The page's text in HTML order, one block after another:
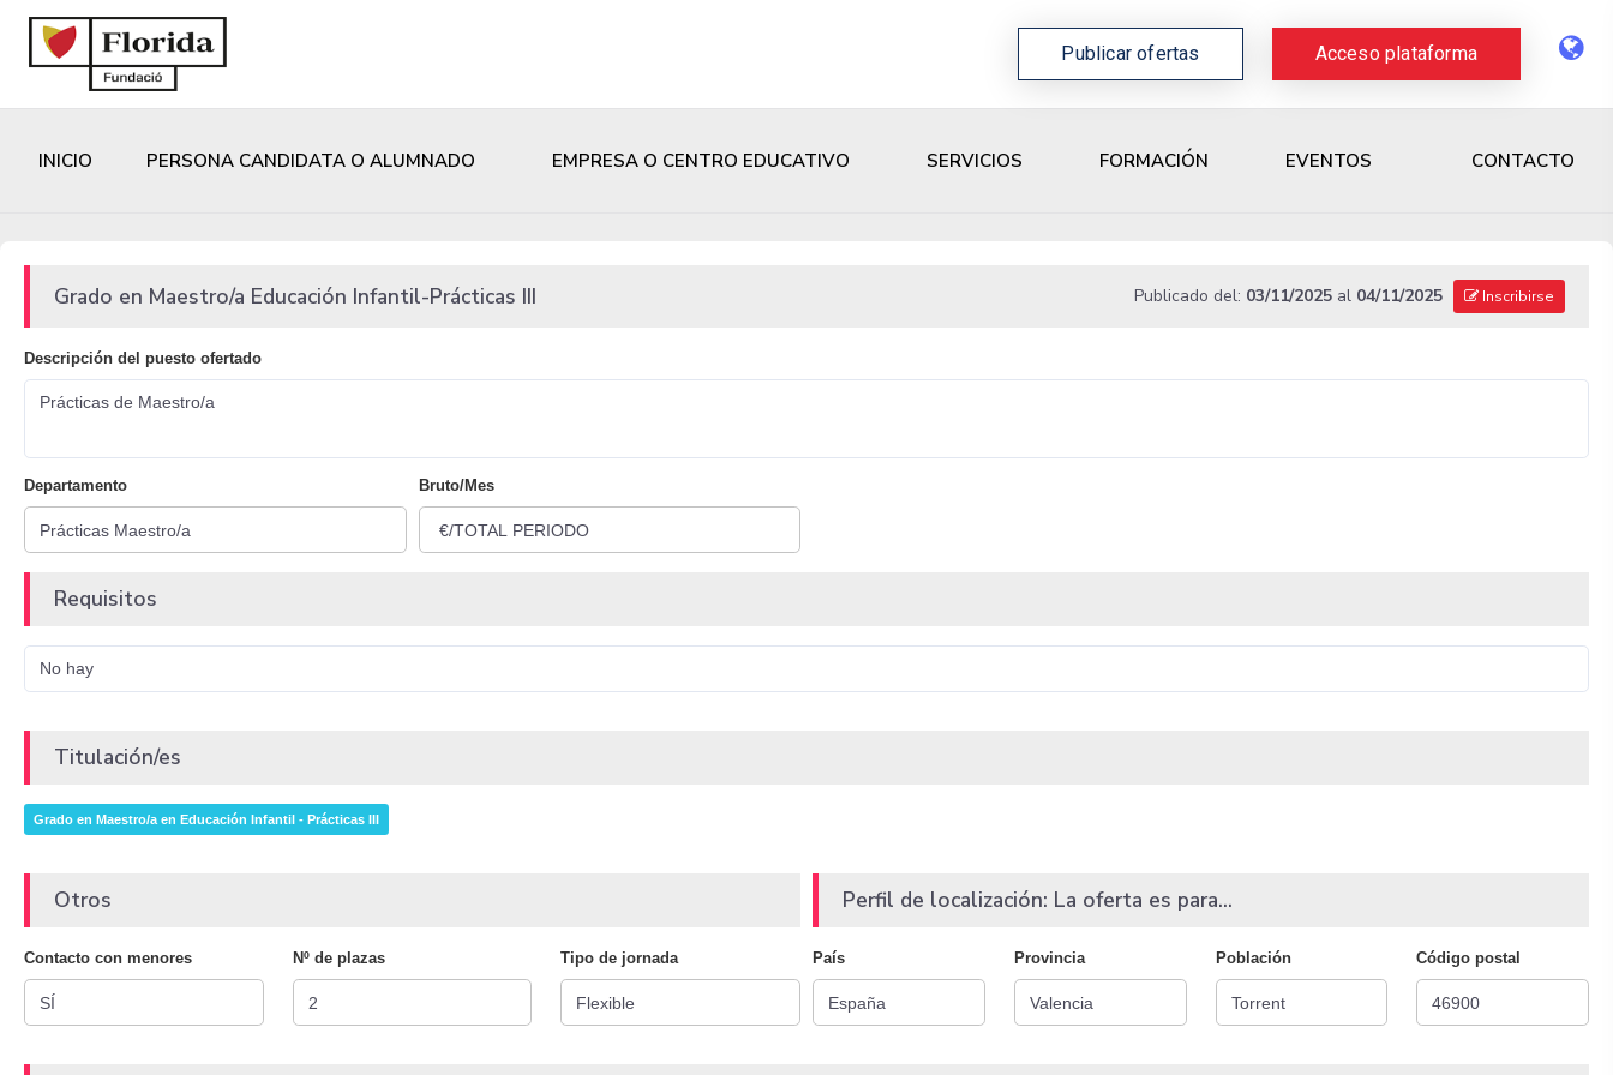
Publicar ofertas Acceso plataforma
INICIO PERSONA CANDIDATA O ALUMNADO EMPRESA O CENTRO EDUCATIVO SERVICIOS FORMACIÓN EVENTOS CONTACTO
Grado en Maestro/a Educación Infantil-Prácticas III Publicado del: 03/11/2025al 04/11/2025 Inscribirse
Descripción del puesto ofertado
Prácticas de Maestro/a
Departamento Bruto/Mes
Requisitos
No hay
Titulación/es
Grado en Maestro/a en Educación Infantil - Prácticas III
Otros
Contacto con menores Nº de plazas Tipo de jornada
Perfil de localización: La oferta es para...
País Provincia Población Código postal